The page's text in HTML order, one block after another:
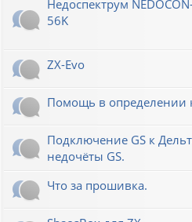
Недоспектрум
56K
ZX-Evo
Помощь в определении
Подключение GS к
недочёты GS.
Что за прошивка.